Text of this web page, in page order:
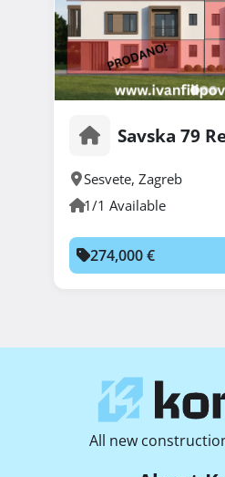
Savska 79
Sesvete, Zagreb
1/1 Available
274,000 €
All new